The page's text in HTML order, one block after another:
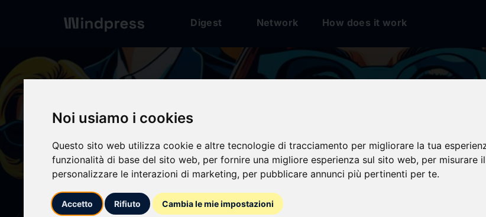
Noi usiamo i cookies
Questo sito web utilizza cookie e altre tecnologie di tracciamento per migliorare la tua
funzionalità di base del sito web, per fornire una migliore esperienza sul sito web, per misurare
personalizzare le interazioni di marketing, per pubblicare annunci più pertinenti per te.
Accetto Rifiuto Cambia le mie impostazioni
Digest Network How does it work
calendar_today 20/07/2024
Agence d’influenceurs